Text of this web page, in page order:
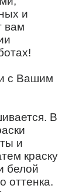
и
вам
с Вашим
В
и
краску
белой
оттенка.